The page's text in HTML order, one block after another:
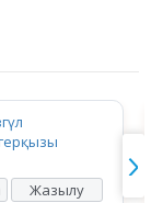
Жазылу